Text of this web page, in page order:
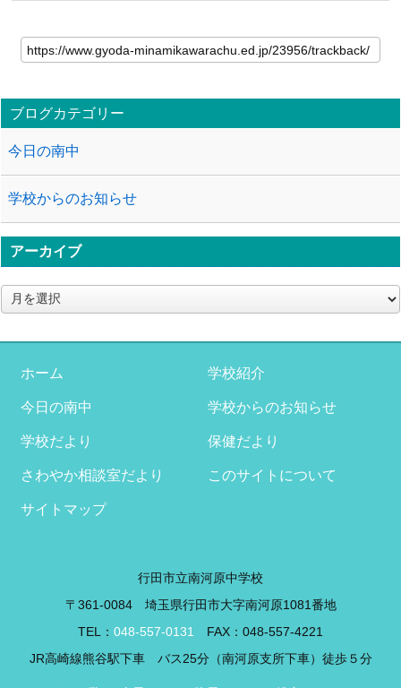
ブログカテゴリー
今日の南中
学校からのお知らせ
アーカイブ
ア
ー
イ
ホーム 学校紹介
今日の南中 学校からのお知らせ
学校だより 保健だより
さわやか相談室だより このサイトについて
サイトマップ
行田市立南河原中学校
〒361-0084 埼玉県行田市大字南河原1081番地
TEL： 048-557-0131
FAX：048-557-4221
JR高崎線熊谷駅下車 バス25分（南河原支所下車）徒歩５分